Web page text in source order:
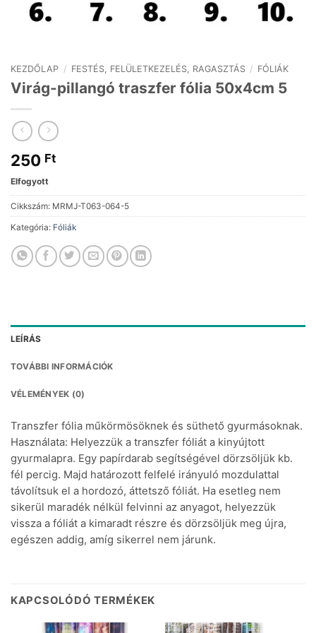
KEZDŐLAP / FESTÉS, FELÜLETKEZELÉS, RAGASZTÁS / FÓLIÁK
Virág-pillangó traszfer fólia 50x4cm 5
250 Ft
Elfogyott
Cikkszám: MRMJ-T063-064-5
Kategória: Fóliák
LEÍRÁS
TOVÁBBI INFORMÁCIÓK
VÉLEMÉNYEK (0)
Transzfer fólia műkörmösöknek és süthető gyurmásoknak.
Használata: Helyezzük a transzfer fóliát a kinyújtott
gyurmalapra. Egy papírdarab segítségével dörzsöljük kb.
fél percig. Majd határozott felfelé irányuló mozdulattal
távolítsuk el a hordozó, áttetsző fóliát. Ha esetleg nem
sikerül maradék nélkül felvinni az anyagot, helyezzük
vissza a fóliát a kimaradt részre és dörzsöljük meg újra,
egészen addig, amíg sikerrel nem járunk.
KAPCSOLÓDÓ TERMÉKEK